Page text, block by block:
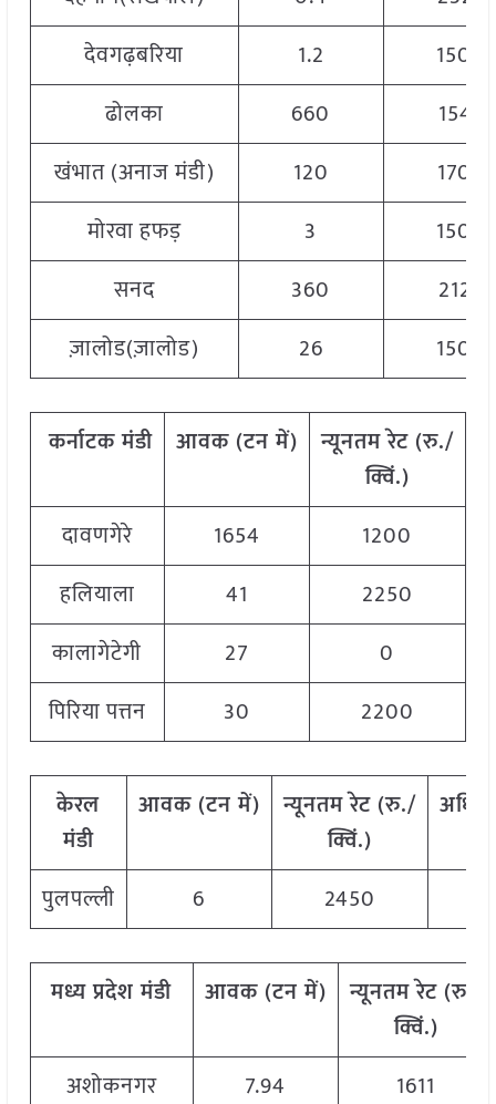
देवगढ़बरिया
1.2
1500
ढोलका
660
1545
खंभात (अनाज मंडी)
120
1700
मोरवा हफड़
3
1500
सनद
360
2122
ज़ालोड(ज़ालोड)
26 1500
कर्नाटकमंडी आवक(टनमें) न्यूनतमरेट(रु./
क्विं.)
दावणगेरे 1654
1200
हलियाला
41
2250
कालागेटेगी
27
0
पिरिया पत्तन
30 2200
केरल
मंडी
आवक(टनमें) न्यूनतमरेट(रु./
क्विं.)
पुलपल्ली
6 2450
मध्य प्रदेशमंडी आवक(टनमें) न्यूनतमरेट(रु./
क्विं.)
अशोकनगर
7.94
1611